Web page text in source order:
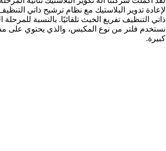
لإعادة تدوير البلاستيك مع نظام ترشيح ذاتي
ذاتي التنظيف تفريغ الخبث تلقائيًا. بالنسبة للمرحلة
نستخدم فلتر من نوع المكبس، والذي يحتوي على
كبيرة.